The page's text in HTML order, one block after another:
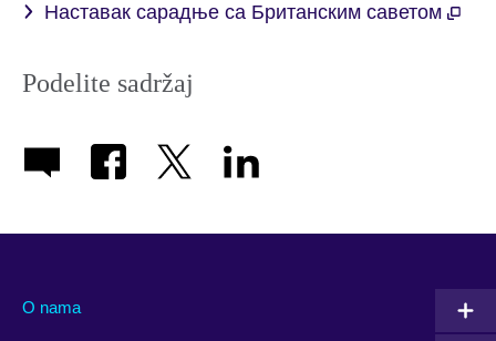
Наставак сарадње са Британским саветом
Podelite sadržaj
O nama